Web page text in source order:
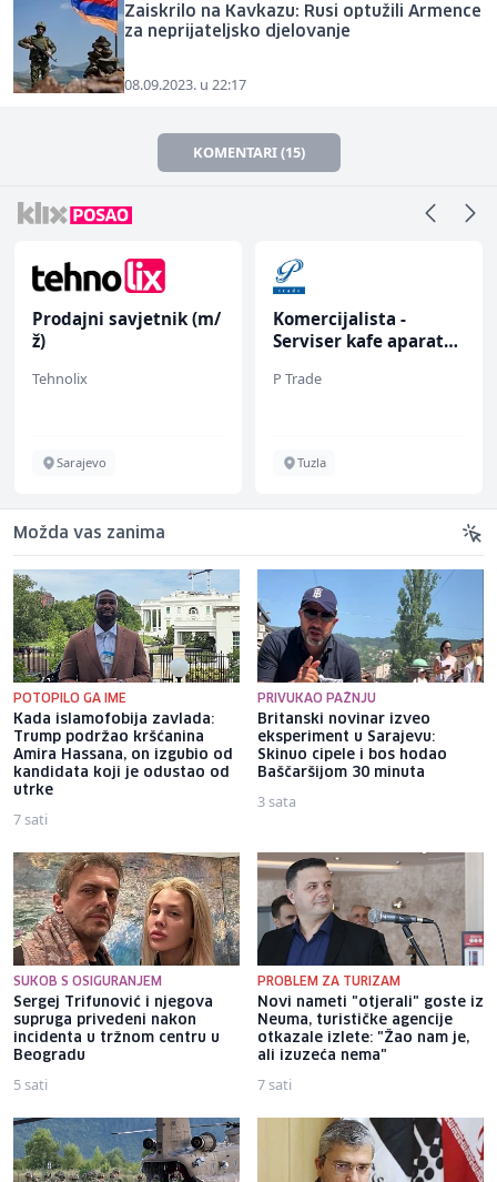
Zaiskrilo na Kavkazu: Rusi optužili Armence
za neprijateljsko djelovanje
08.09.2023. u 22:17
KOMENTARI (15)
Prodajni savjetnik (m/
ž)
Tehnolix
Sarajevo
Komercijalista -
Serviser kafe aparata
P Trade
Tuzla
Možda vas zanima
POTOPILO GA IME
Kada islamofobija zavlada:
Trump podržao kršćanina
Amira Hassana, on izgubio od
kandidata koji je odustao od
utrke
7 sati
PRIVUKAO PAŽNJU
Britanski novinar izveo
eksperiment u Sarajevu:
Skinuo cipele i bos hodao
Baščaršijom 30 minuta
3 sata
SUKOB S OSIGURANJEM
Sergej Trifunović i njegova
supruga privedeni nakon
incidenta u tržnom centru u
Beogradu
5 sati
PROBLEM ZA TURIZAM
Novi nameti "otjerali" goste iz
Neuma, turističke agencije
otkazale izlete: "Žao nam je,
ali izuzeća nema"
7 sati